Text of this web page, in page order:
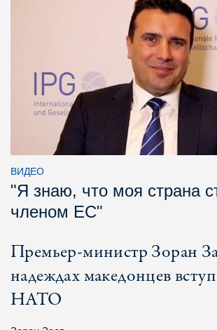
ВИДЕО
"Я знаю, что моя страна
членом ЕС"
Премьер-министр Зоран
надеждах македонцев
НАТО